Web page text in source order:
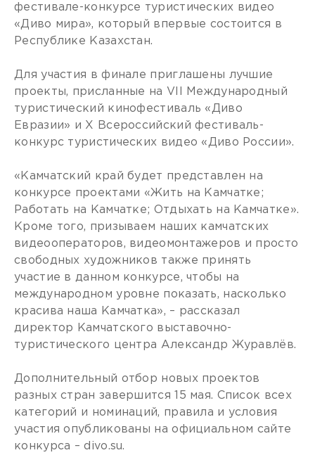
фестивале-конкурсе туристических видео
«Диво мира», который впервые состоится в
Республике Казахстан.
Для участия в финале приглашены лучшие
проекты, присланные на VII Международный
туристический кинофестиваль «Диво
Евразии» и X Всероссийский фестиваль-
конкурс туристических видео «Диво России».
«Камчатский край будет представлен на
конкурсе проектами «Жить на Камчатке;
Работать на Камчатке; Отдыхать на Камчатке».
Кроме того, призываем наших камчатских
видеооператоров, видеомонтажеров и просто
свободных художников также принять
участие в данном конкурсе, чтобы на
международном уровне показать, насколько
красива наша Камчатка», – рассказал
директор Камчатского выставочно-
туристического центра Александр Журавлёв.
Дополнительный отбор новых проектов
разных стран завершится 15 мая. Список всех
категорий и номинаций, правила и условия
участия опубликованы на официальном сайте
конкурса – divo.su.